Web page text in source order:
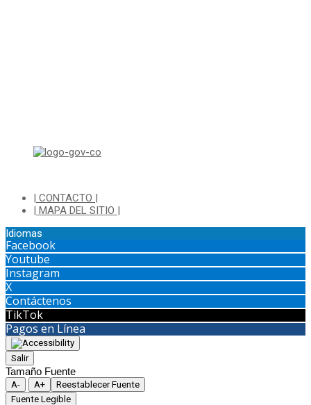
| CONTACTO |
| MAPA DEL SITIO |
Idiomas
Facebook
Youtube
Instagram
X
Contáctenos
TikTok
Pagos en Línea
Salir
Tamaño Fuente
A- A+
Reestablecer Fuente
Fuente Legible